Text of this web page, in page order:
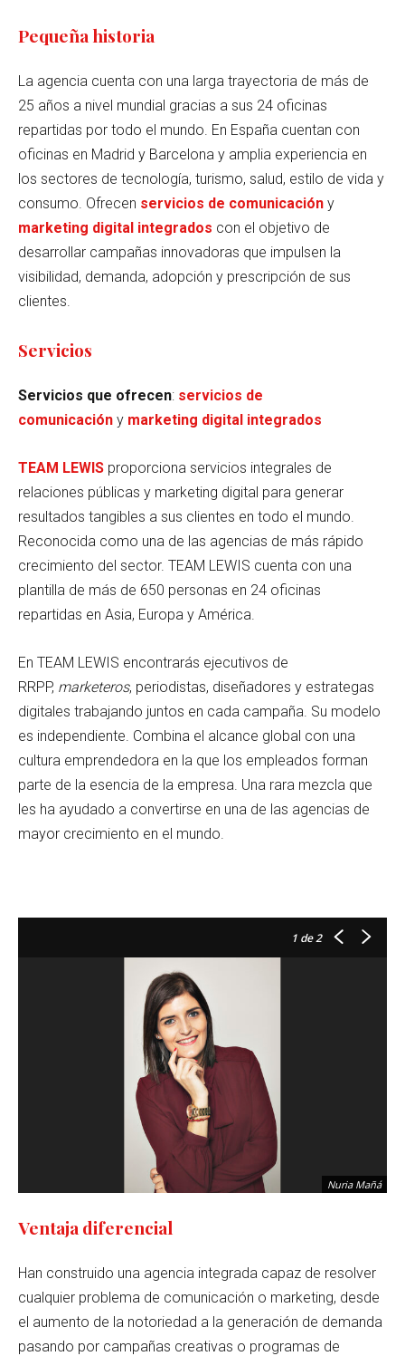
Pequeña historia
La agencia cuenta con una larga trayectoria de más de
25 años a nivel mundial gracias a sus 24 oficinas
repartidas por todo el mundo. En España cuentan con
oficinas en Madrid y Barcelona y amplia experiencia en
los sectores de tecnología, turismo, salud, estilo de vida y
consumo. Ofrecen servicios de comunicación y
marketing digital integrados con el objetivo de
desarrollar campañas innovadoras que impulsen la
visibilidad, demanda, adopción y prescripción de sus
clientes.
Servicios
Servicios que ofrecen: servicios de
comunicación y marketing digital integrados
TEAM LEWIS proporciona servicios integrales de
relaciones públicas y marketing digital para generar
resultados tangibles a sus clientes en todo el mundo.
Reconocida como una de las agencias de más rápido
crecimiento del sector. TEAM LEWIS cuenta con una
plantilla de más de 650 personas en 24 oficinas
repartidas en Asia, Europa y América.
En TEAM LEWIS encontrarás ejecutivos de
RRPP, marketeros, periodistas, diseñadores y estrategas
digitales trabajando juntos en cada campaña. Su modelo
es independiente. Combina el alcance global con una
cultura emprendedora en la que los empleados forman
parte de la esencia de la empresa. Una rara mezcla que
les ha ayudado a convertirse en una de las agencias de
mayor crecimiento en el mundo.
1 de 2
Nuria Mañá
Ventaja diferencial
Han construido una agencia integrada capaz de resolver
cualquier problema de comunicación o marketing, desde
el aumento de la notoriedad a la generación de demanda
pasando por campañas creativas o programas de